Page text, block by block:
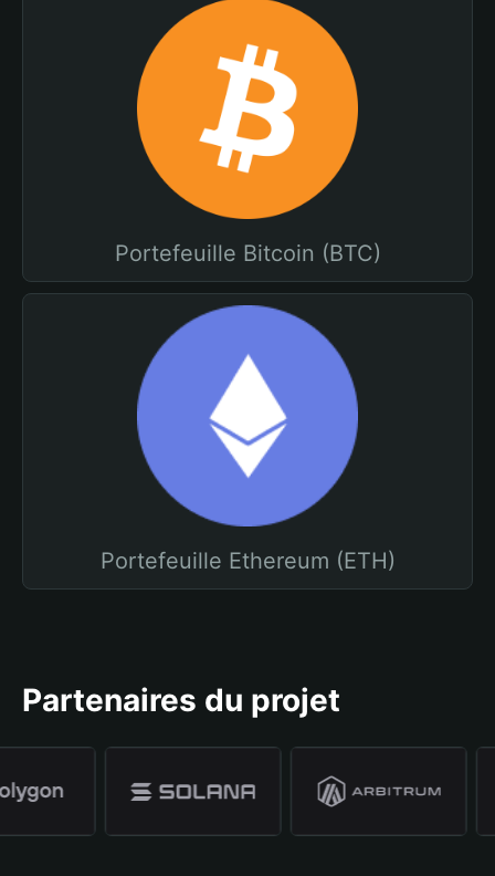
Portefeuille Bitcoin (BTC)
Portefeuille Ethereum (ETH)
Partenaires du projet